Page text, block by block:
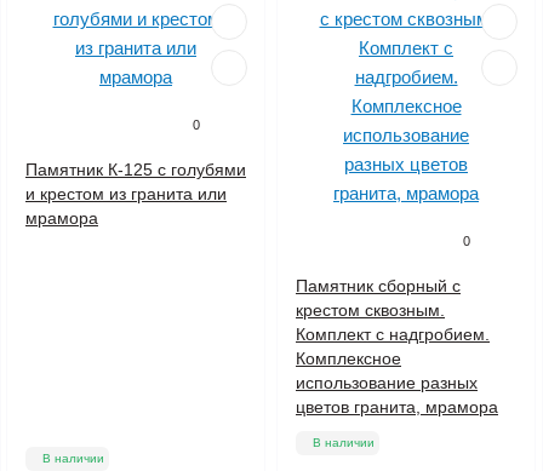
0
Памятник К-125 с голубями
и крестом из гранита или
мрамора
В наличии
0
Памятник сборный с
крестом сквозным.
Комплект с надгробием.
Комплексное
использование разных
цветов гранита, мрамора
В наличии